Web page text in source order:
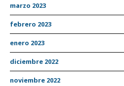
marzo 2023
febrero 2023
enero 2023
diciembre 2022
noviembre 2022